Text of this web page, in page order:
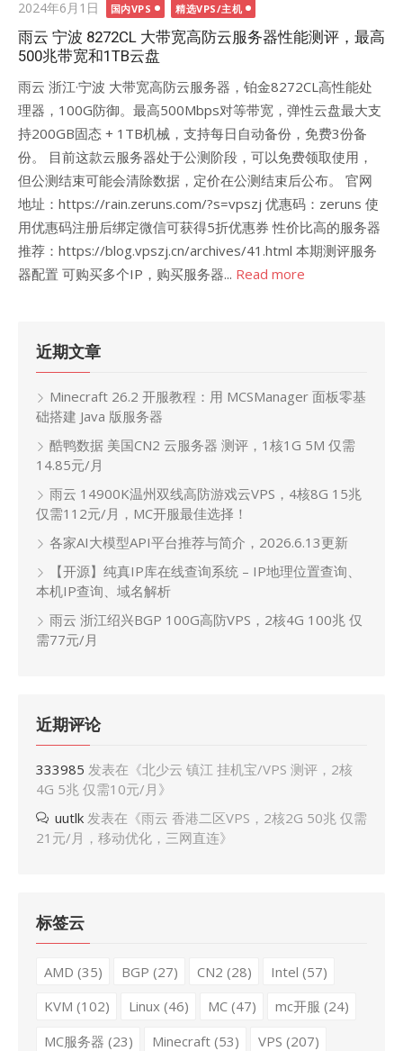
Posted
on
2024年6月1日 国内VPS 精选VPS/主机
雨云 宁波 8272CL 大带宽高防云服务器性能测评，最高
500兆带宽和1TB云盘
雨云 浙江·宁波 大带宽高防云服务器，铂金8272CL高性能处
理器，100G防御。最高500Mbps对等带宽，弹性云盘最大支
持200GB固态 + 1TB机械，支持每日自动备份，免费3份备
份。 目前这款云服务器处于公测阶段，可以免费领取使用，
但公测结束可能会清除数据，定价在公测结束后公布。 官网
地址：https://rain.zeruns.com/?s=vpszj 优惠码：zeruns 使
用优惠码注册后绑定微信可获得5折优惠券 性价比高的服务器
推荐：https://blog.vpszj.cn/archives/41.html 本期测评服务
器配置 可购买多个IP，购买服务器... Read more
近期文章
Minecraft 26.2 开服教程：用 MCSManager 面板零基
础搭建 Java 版服务器
酷鸭数据 美国CN2 云服务器 测评，1核1G 5M 仅需
14.85元/月
雨云 14900K温州双线高防游戏云VPS，4核8G 15兆
仅需112元/月，MC开服最佳选择！
各家AI大模型API平台推荐与简介，2026.6.13更新
【开源】纯真IP库在线查询系统 – IP地理位置查询、
本机IP查询、域名解析
雨云 浙江绍兴BGP 100G高防VPS，2核4G 100兆 仅
需77元/月
近期评论
333985 发表在《北少云 镇江 挂机宝/VPS 测评，2核
4G 5兆 仅需10元/月 》
uutlk 发表在《雨云 香港二区VPS，2核2G 50兆 仅需
21元/月，移动优化，三网直连》
标签云
AMD (35) BGP (27) CN2 (28) Intel (57)
KVM (102) Linux(46) MC(47) mc开服 (24)
MC服务器 (23) Minecraft(53) VPS (207)